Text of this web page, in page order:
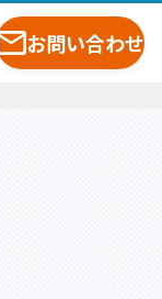
お問い合わせ